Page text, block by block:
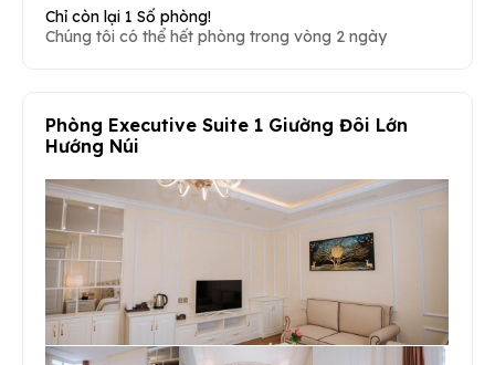
Chỉ còn lại 1 Số phòng!
Chúng tôi có thể hết phòng trong vòng 2 ngày
Phòng Executive Suite 1 Giường Đôi Lớn
Hướng Núi